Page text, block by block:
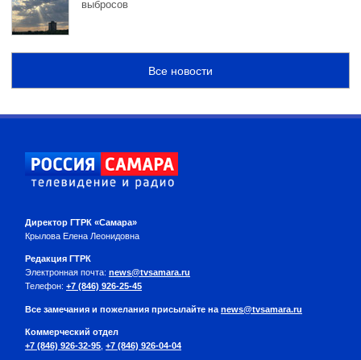
выбросов
Все новости
Директор ГТРК «Самара»
Крылова Елена Леонидовна
Редакция ГТРК
Электронная почта: news@tvsamara.ru
Телефон: +7 (846) 926-25-45
Все замечания и пожелания присылайте на news@tvsamara.ru
Коммерческий отдел
+7 (846) 926-32-95 +7 (846) 926-04-04